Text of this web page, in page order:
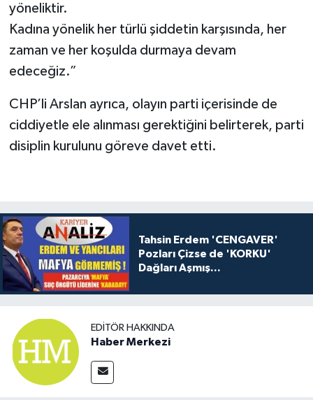
yöneliktir.
Kadına yönelik her türlü şiddetin karşısında, her
zaman ve her koşulda durmaya devam
edeceğiz.”
CHP’li Arslan ayrıca, olayın parti içerisinde de
ciddiyetle ele alınması gerektiğini belirterek, parti
disiplin kurulunu göreve davet etti.
Tahsin Erdem 'CENGAVER'
Pozları Çizse de 'KORKU'
Dağları Aşmış...
EDITÖR HAKKINDA
Haber Merkezi